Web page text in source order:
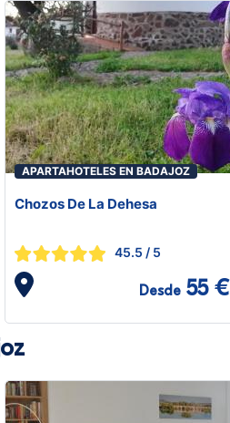
APARTAHOTELES EN BADAJOZ
Chozos De La Dehesa
45.5 / 5
Desde 55 €